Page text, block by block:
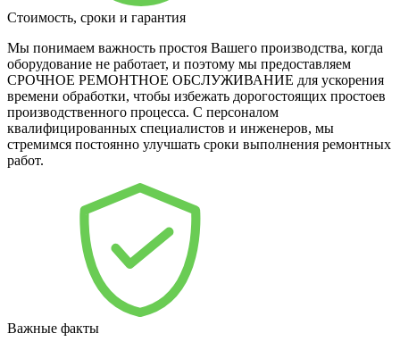
Стоимость, сроки и гарантия
Мы понимаем важность простоя Вашего производства, когда
оборудование не работает, и поэтому мы предоставляем
СРОЧНОЕ РЕМОНТНОЕ ОБСЛУЖИВАНИЕ для ускорения
времени обработки, чтобы избежать дорогостоящих простоев
производственного процесса. С персоналом
квалифицированных специалистов и инженеров, мы
стремимся постоянно улучшать сроки выполнения ремонтных
работ.
Важные факты